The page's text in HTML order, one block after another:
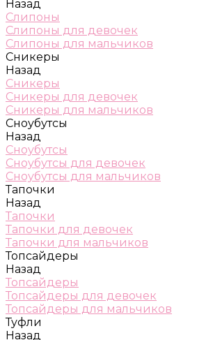
Назад
Слипоны
Слипоны для девочек
Слипоны для мальчиков
Сникеры
Назад
Сникеры
Сникеры для девочек
Сникеры для мальчиков
Сноубутсы
Назад
Сноубутсы
Сноубутсы для девочек
Сноубутсы для мальчиков
Тапочки
Назад
Тапочки
Тапочки для девочек
Тапочки для мальчиков
Топсайдеры
Назад
Топсайдеры
Топсайдеры для девочек
Топсайдеры для мальчиков
Туфли
Назад